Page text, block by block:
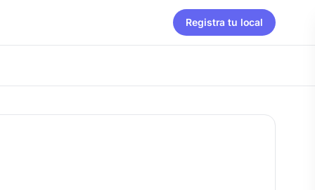
Registra tu local